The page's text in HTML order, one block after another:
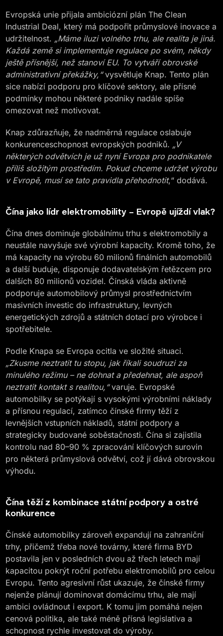
Evropská unie přijala ambiciózní plán The Clean
Industrial Deal, který má podpořit průmyslové inovace a
udržitelnost. „Máme iluzi volného trhu, ale realita je jiná.
Každá země si implementuje regulace po svém, někdy
ještě přísnější, než stanoví EU. To vytváří obrovské
administrativní překážky,“vysvětluje Knap. Tento plán
sice nabízí podporu pro klíčové sektory, ale přísné
podmínky mohou některé podniky nadále spíše
omezovat než motivovat.
Knap zdůrazňuje, že nadměrná regulace oslabuje
konkurenceschopnost evropských podniků. „V
některých odvětvích je už nyní Evropa pro podnikatele
příliš složitým prostředím. Pokud chceme udržet výrobu
v Evropě, musí se tato pravidla přehodnotit,“ dodává.
Čína jako lídr elektromobility – Evropě ujíždí vlak?
Čína dnes dominuje globálnímu trhu s elektromobily a
neustále navyšuje své výrobní kapacity. Kromě toho, že
má kapacity na výrobu 60 milionů finálních automobilů
a další buduje, disponuje dodavatelským řetězcem pro
dalších 80 milionů vozidel. Čínská vláda aktivně
podporuje automobilový průmysl prostřednictvím
masivních investic do infrastruktury, levných
energetických zdrojů a státních dotací pro výrobce i
spotřebitele​.
Podle Knapa se Evropa ocitla ve složité situaci.
„Zkusme neztratit tu stopu, jak říkali soudruzi za
minulého režimu – ne dohnat a předehnat, ale aspoň
neztratit kontakt s realitou,“varuje​. Evropské
automobilky se potýkají s vysokými výrobními náklady
a přísnou regulací, zatímco čínské firmy těží z
levnějších vstupních nákladů, státní podpory a
strategicky budované soběstačnosti. Čína si zajistila
kontrolu nad 80–90 % zpracování klíčových surovin
pro některá průmyslová odvětví, což jí dává obrovskou
výhodu​.
Čína těží z kombinace státní podpory a ostré
konkurence
Čínské automobilky zároveň expandují na zahraniční
trhy, přičemž třeba nové továrny, které firma BYD
postavila jen v posledních dvou až třech letech mají
kapacitou pokrýt roční potřebu elektromobilů pro celou
Evropu​. Tento agresivní růst ukazuje, že čínské firmy
nejenže plánují dominovat domácímu trhu, ale mají
ambici ovládnout i export. K tomu jim pomáhá nejen
cenová politika, ale také méně přísná legislativa a
schopnost rychle investovat do výroby.